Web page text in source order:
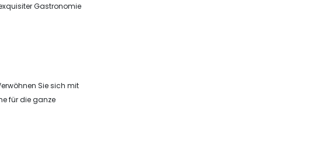
Gastronomie
Sie sich mit
für die ganze